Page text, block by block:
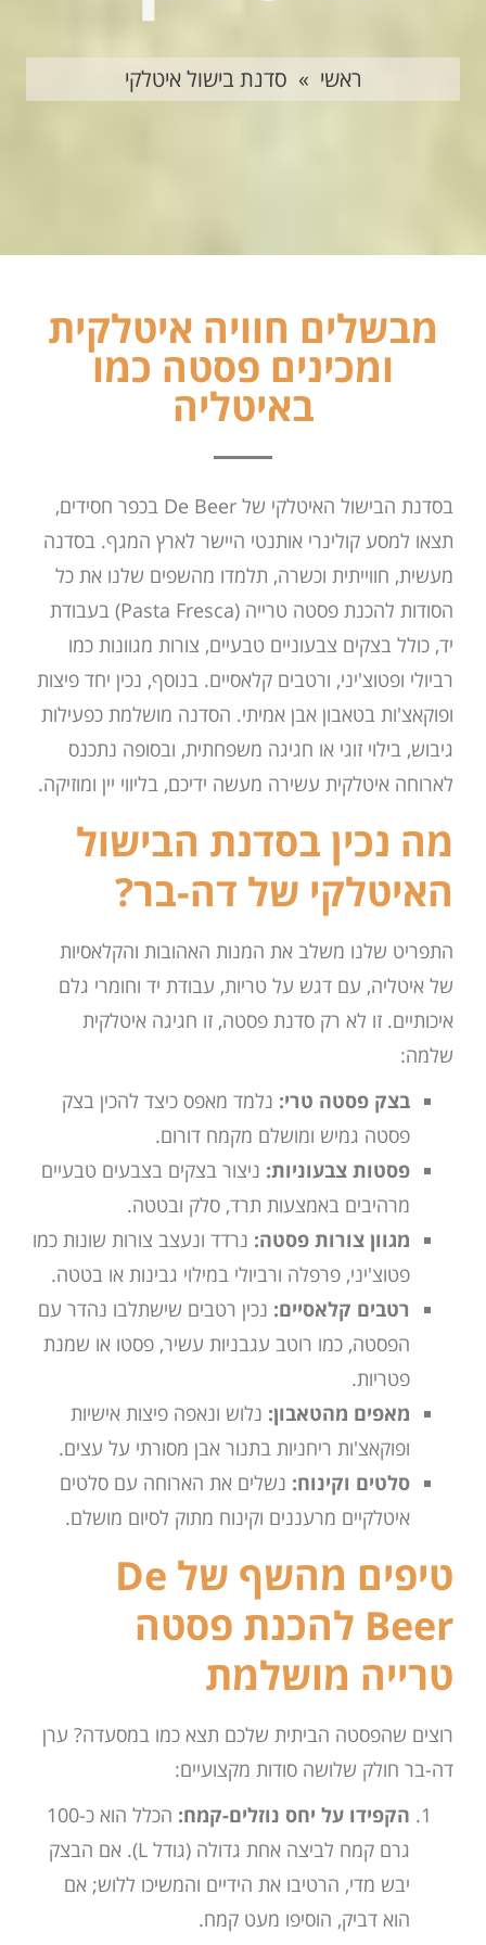
ראשי » סדנת בישול איטלקי
מבשלים חוויה איטלקית
ומכינים פסטה כמו
באיטליה
בסדנת הבישול האיטלקי של De Beer בכפר חסידים,
תצאו למסע קולינרי אותנטי היישר לארץ המגף. בסדנה
מעשית, חווייתית וכשרה, תלמדו מהשפים שלנו את כל
הסודות להכנת פסטה טרייה (Pasta Fresca) בעבודת
יד, כולל בצקים צבעוניים טבעיים, צורות מגוונות כמו
רביולי ופטוצ'יני, ורטבים קלאסיים. בנוסף, נכין יחד פיצות
ופוקאצ'ות בטאבון אבן אמיתי. הסדנה מושלמת כפעילות
גיבוש, בילוי זוגי או חגיגה משפחתית, ובסופה נתכנס
לארוחה איטלקית עשירה מעשה ידיכם, בליווי יין ומוזיקה.
מה נכין בסדנת הבישול
האיטלקי של דה-בר?
התפריט שלנו משלב את המנות האהובות והקלאסיות
של איטליה, עם דגש על טריות, עבודת יד וחומרי גלם
איכותיים. זו לא רק סדנת פסטה, זו חגיגה איטלקית
שלמה:
בצק פסטה טרי: נלמד מאפס כיצד להכין בצק
פסטה גמיש ומושלם מקמח דורום.
פסטות צבעוניות: ניצור בצקים בצבעים טבעיים
מרהיבים באמצעות תרד, סלק ובטטה.
מגוון צורות פסטה: נרדד ונעצב צורות שונות כמו
פטוצ'יני, פרפלה ורביולי במילוי גבינות או בטטה.
רטבים קלאסיים: נכין רטבים שישתלבו נהדר עם
הפסטה, כמו רוטב עגבניות עשיר, פסטו או שמנת
פטריות.
מאפים מהטאבון: נלוש ונאפה פיצות אישיות
ופוקאצ'ות ריחניות בתנור אבן מסורתי על עצים.
סלטים וקינוח: נשלים את הארוחה עם סלטים
איטלקיים מרעננים וקינוח מתוק לסיום מושלם.
טיפים מהשף של De
Beer להכנת פסטה
טרייה מושלמת
רוצים שהפסטה הביתית שלכם תצא כמו במסעדה? ערן
דה-בר חולק שלושה סודות מקצועיים:
הקפידו על יחס נוזלים-קמח:
הכלל הוא כ-100
גרם קמח לביצה אחת גדולה (גודל L). אם הבצק
יבש מדי, הרטיבו את הידיים והמשיכו ללוש; אם
הוא דביק, הוסיפו מעט קמח.